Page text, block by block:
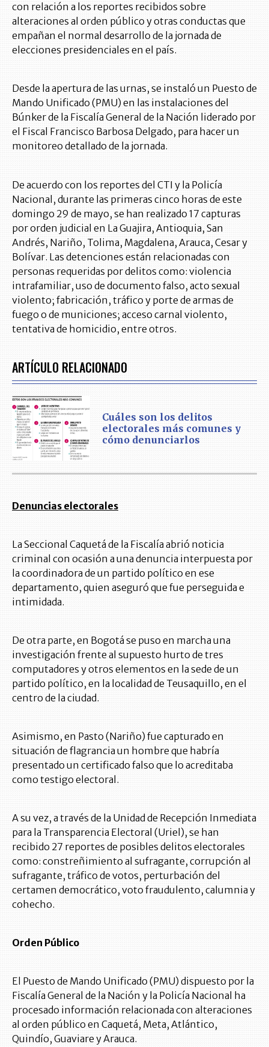
con relación a los reportes recibidos sobre
alteraciones al orden público y otras conductas que
empañan el normal desarrollo de la jornada de
elecciones presidenciales en el país.
Desde la apertura de las urnas, se instaló un Puesto de
Mando Unificado (PMU) en las instalaciones del
Búnker de la Fiscalía General de la Nación liderado por
el Fiscal Francisco Barbosa Delgado, para hacer un
monitoreo detallado de la jornada.
De acuerdo con los reportes del CTI y la Policía
Nacional, durante las primeras cinco horas de este
domingo 29 de mayo, se han realizado 17 capturas
por orden judicial en La Guajira, Antioquia, San
Andrés, Nariño, Tolima, Magdalena, Arauca, Cesar y
Bolívar. Las detenciones están relacionadas con
personas requeridas por delitos como: violencia
intrafamiliar, uso de documento falso, acto sexual
violento; fabricación, tráfico y porte de armas de
fuego o de municiones; acceso carnal violento,
tentativa de homicidio, entre otros.
ARTÍCULO RELACIONADO
Cuáles son los delitos
electorales más comunes y
cómo denunciarlos
Denuncias electorales
La Seccional Caquetá de la Fiscalía abrió noticia
criminal con ocasión a una denuncia interpuesta por
la coordinadora de un partido político en ese
departamento, quien aseguró que fue perseguida e
intimidada.
De otra parte, en Bogotá se puso en marcha una
investigación frente al supuesto hurto de tres
computadores y otros elementos en la sede de un
partido político, en la localidad de Teusaquillo, en el
centro de la ciudad.
Asimismo, en Pasto (Nariño) fue capturado en
situación de flagrancia un hombre que habría
presentado un certificado falso que lo acreditaba
como testigo electoral.
A su vez, a través de la Unidad de Recepción Inmediata
para la Transparencia Electoral (Uriel), se han
recibido 27 reportes de posibles delitos electorales
como: constreñimiento al sufragante, corrupción al
sufragante, tráfico de votos, perturbación del
certamen democrático, voto fraudulento, calumnia y
cohecho.
Orden Público
El Puesto de Mando Unificado (PMU) dispuesto por la
Fiscalía General de la Nación y la Policía Nacional ha
procesado información relacionada con alteraciones
al orden público en Caquetá, Meta, Atlántico,
Quindío, Guaviare y Arauca.